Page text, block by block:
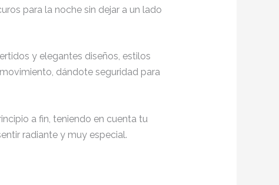
para la noche sin dejar a un lado
y elegantes diseños, estilos
dándote seguridad para
a fin, teniendo en cuenta tu
radiante y muy especial.